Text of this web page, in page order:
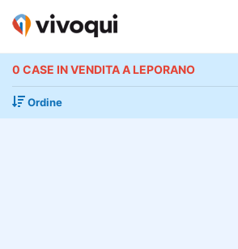
0 CASE IN VENDITA A LEPORANO
Ordine